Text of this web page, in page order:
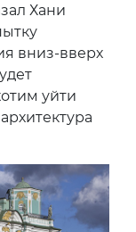
Хани
вниз-вверх
уйти